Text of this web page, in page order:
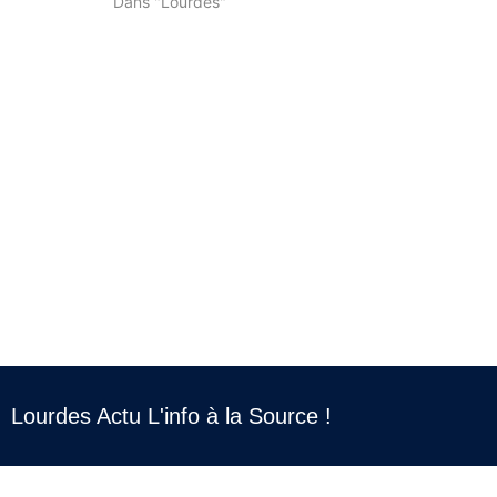
Lourdes Actu L'info à la Source !